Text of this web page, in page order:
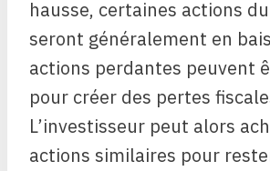
hausse, certaines actions
seront généralement en
actions perdantes peuvent
pour créer des pertes
L’investisseur peut alors
actions similaires pour